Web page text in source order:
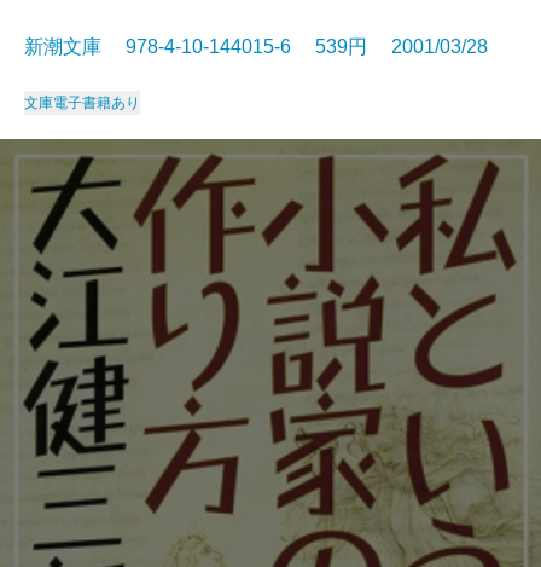
新潮文庫 978-4-10-144015-6 539円 2001/03/28
文庫電子書籍あり